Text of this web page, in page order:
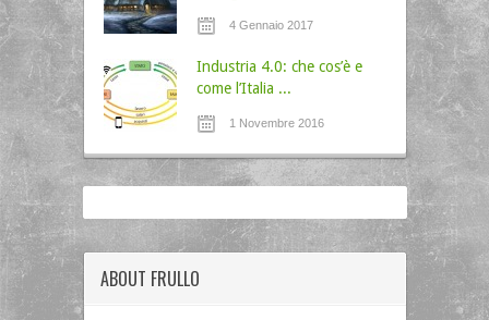
4 Gennaio 2017
Industria 4.0: che cos’è e
come l’Italia ...
1 Novembre 2016
ABOUT FRULLO